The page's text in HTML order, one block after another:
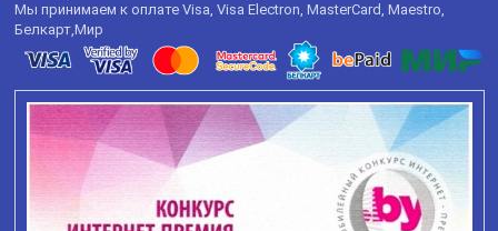
Мы принимаем к оплате Visa, Visa Electron, MasterCard, Maestro,
Белкарт,Мир